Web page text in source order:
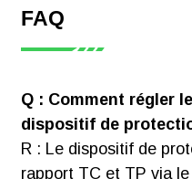
FAQ
Q : Comment régler
dispositif de
R : Le dispositif de
rapport TC et TP via